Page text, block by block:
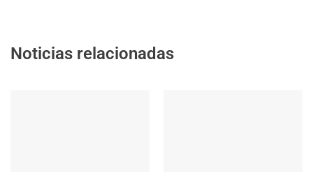
Noticias relacionadas